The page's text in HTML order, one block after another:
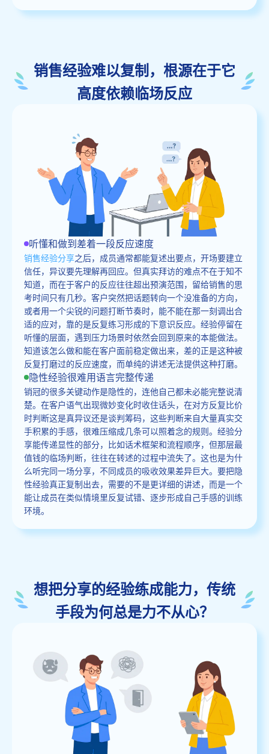
销售经验难以复制，根源在于它
高度依赖临场反应
听懂和做到差着一段反应速度
销售经验分享之后，成员通常都能复述出要点，开场要建立
信任，异议要先理解再回应。但真实拜访的难点不在于知不
知道，而在于客户的反应往往超出预演范围，留给销售的思
考时间只有几秒。客户突然把话题转向一个没准备的方向，
或者用一个尖锐的问题打断节奏时，能不能在那一刻调出合
适的应对，靠的是反复练习形成的下意识反应。经验停留在
听懂的层面，遇到压力场景时依然会回到原来的本能做法。
知道该怎么做和能在客户面前稳定做出来，差的正是这种被
反复打磨过的反应速度，而单纯的讲述无法提供这种打磨。
隐性经验很难用语言完整传递
销冠的很多关键动作是隐性的，连他自己都未必能完整说清
楚。在客户语气出现微妙变化时收住话头，在对方反复比价
时判断这是真异议还是谈判筹码，这些判断来自大量真实交
手积累的手感，很难压缩成几条可以照着念的规则。经验分
享能传递显性的部分，比如话术框架和流程顺序，但那层最
值钱的临场判断，往往在转述的过程中流失了。这也是为什
么听完同一场分享，不同成员的吸收效果差异巨大。要把隐
性经验真正复制出去，需要的不是更详细的讲述，而是一个
能让成员在类似情境里反复试错、逐步形成自己手感的训练
环境。
想把分享的经验练成能力，传统
手段为何总是力不从心？